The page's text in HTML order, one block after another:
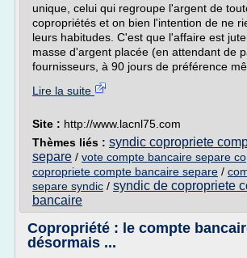
unique, celui qui regroupe l'argent de
copropriétés et on bien l'intention de ne
leurs habitudes. C'est que l'affaire est
masse d'argent placée (en attendant de
fournisseurs, à 90 jours de préférence
Lire la suite
Site : http://www.lacnl75.com
Thèmes liés : syndic copropriete
separe / vote compte bancaire separe
copropriete compte bancaire separe /
separe syndic / syndic de copropriete
bancaire
Copropriété : le compte
désormais ...